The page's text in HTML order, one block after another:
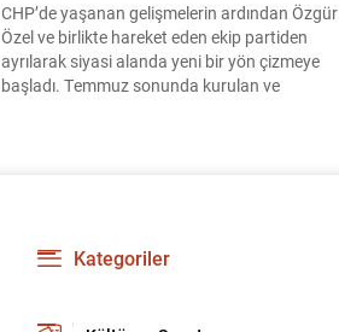
CHP’de yaşanan gelişmelerin ardından Özgür
Özel ve birlikte hareket eden ekip partiden
ayrılarak siyasi alanda yeni bir yön çizmeye
başladı. Temmuz sonunda kurulan ve
Kategoriler